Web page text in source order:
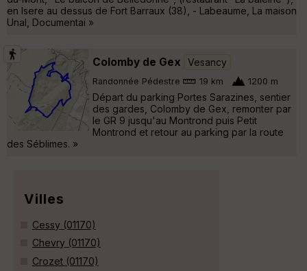
en Isere au dessus de Fort Barraux (38), - Labeaume, La maison
Unal, Documentai »
Colomby de Gex Vesancy
Randonnée Pédestre 19 km 1200 m
Départ du parking Portes Sarazines, sentier
des gardes, Colomby de Gex, remonter par
le GR 9 jusqu'au Montrond puis Petit
Montrond et retour au parking par la route
des Séblimes. »
Villes
Cessy (01170)
Chevry (01170)
Crozet (01170)